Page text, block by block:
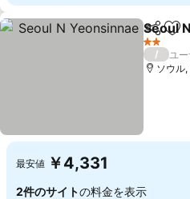
シェアお
Seoul
2 ホテルの
/
ユ
ソウル
最安値 ￥4,331
2件のサイトの料金を表示